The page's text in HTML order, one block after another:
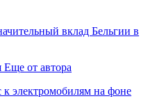
вклад Бельгии в
Еще от автора
электромобилям на фоне